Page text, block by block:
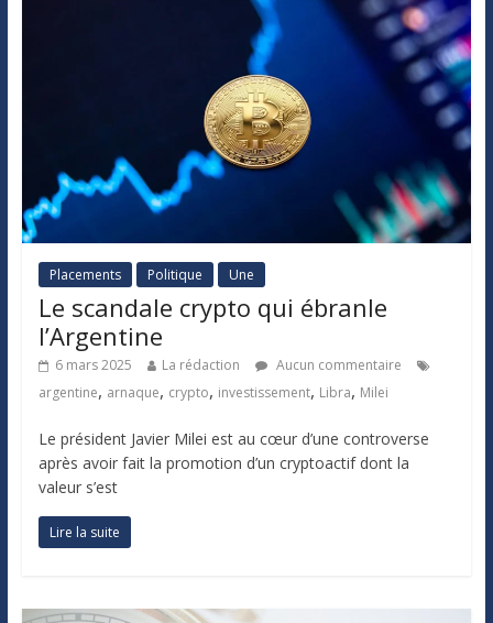
Placements Politique Une
Le scandale crypto qui ébranle
l’Argentine
6 mars 2025 La rédaction
Aucun commentaire
argentine, arnaque, crypto, investissement, Libra, Milei
Le président Javier Milei est au cœur d’une controverse
après avoir fait la promotion d’un cryptoactif dont la
valeur s’est
Lire la suite